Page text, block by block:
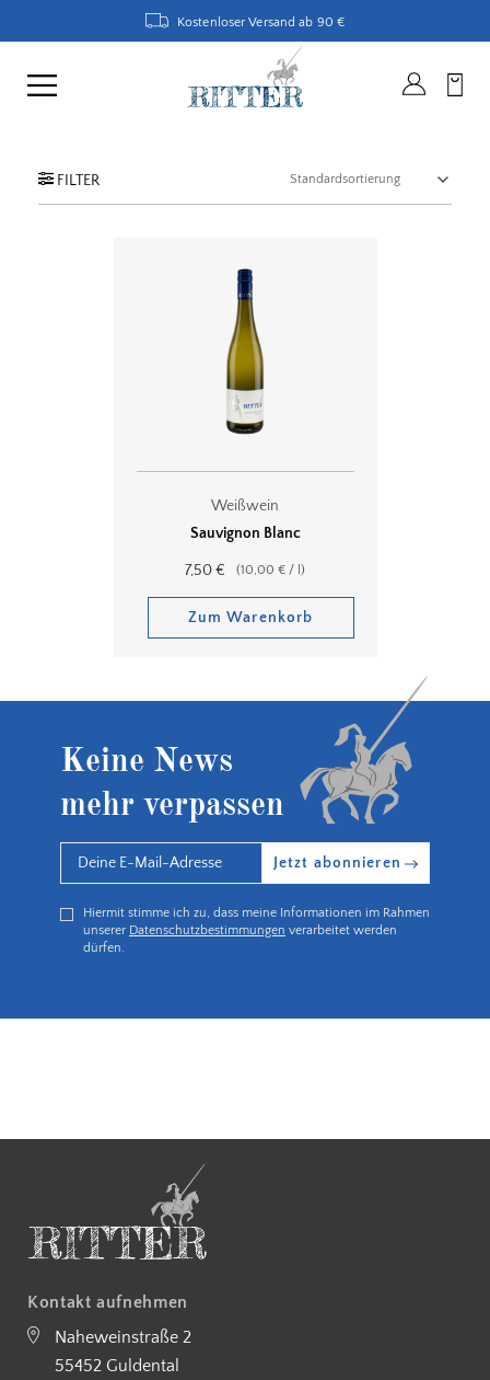
Kostenloser Versand ab 90 €
FILTER
Weißwein
Sauvignon Blanc
7,50€ (10,00 € / )
Zum Warenkorb
Keine News
mehr verpassen
Hiermit stimme ich zu, dass meine Informationen im Rahmen
unserer Datenschutzbestimmungen verarbeitet werden
dürfen.
Jetzt abonnieren
Kontakt aufnehmen
Naheweinstraße 2
55452 Guldental